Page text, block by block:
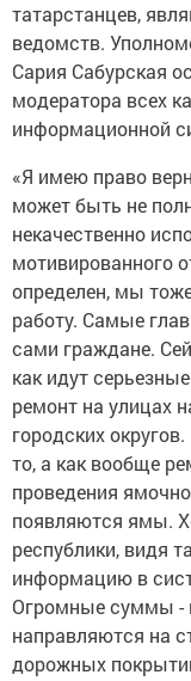
татарстанцев,
ведомств.
Сария Сабурская
модератора всех
информационной
«Я имею право
может быть не
некачественно
мотивированного
определен, мы
работу. Самые
сами граждане.
как идут
ремонт на улицах
городских
то, а как вообще
проведения
появляются ямы.
республики, видя
информацию в
Огромные суммы -
направляются на
дорожных